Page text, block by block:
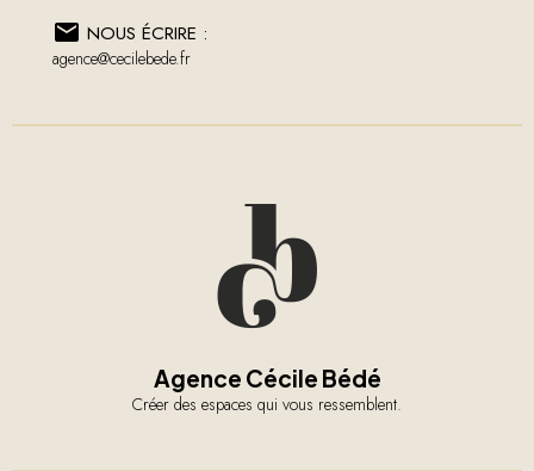
NOUS ÉCRIRE :
agence@cecilebede.fr
Agence Cécile Bédé
Créer des espaces qui vous ressemblent.